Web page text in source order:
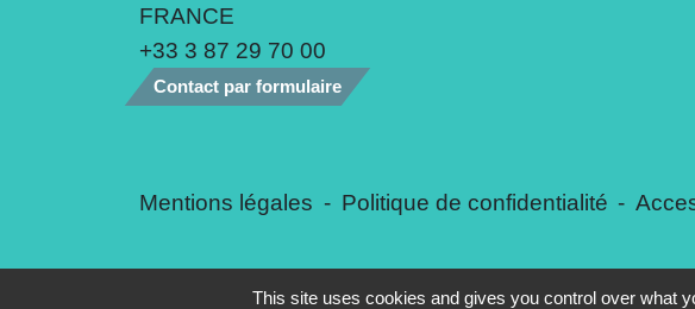
FRANCE
+33 3 87 29 70 00
Contact par formulaire
Mentions légales - Politique de confidentialité -
This site uses cookies and gives you control over what